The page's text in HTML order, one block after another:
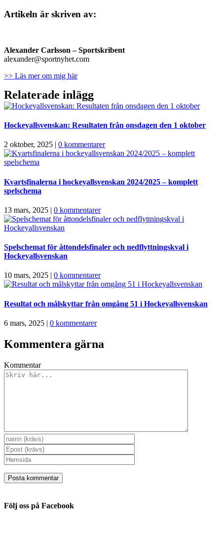
Artikeln är skriven av:
Alexander Carlsson – Sportskribent
alexander@sportnyhet.com
>> Läs mer om mig här
Relaterade inlägg
Hockeyallsvenskan: Resultaten från onsdagen den 1 oktober
2 oktober, 2025 | 0 kommentarer
Kvartsfinalerna i hockeyallsvenskan 2024/2025 – komplett
spelschema
13 mars, 2025 | 0 kommentarer
Spelschemat för åttondelsfinaler och nedflyttningskval i
Hockeyallsvenskan
10 mars, 2025 0 kommentarer
Resultat och målskyttar från omgång 51 i Hockeyallsvenskan
6 mars, 2025 | 0 kommentarer
Kommentera gärna
Kommentar
Följ oss på Facebook